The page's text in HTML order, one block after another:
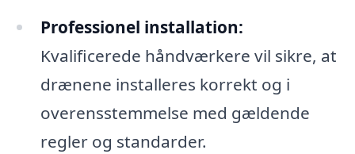
Professionel installation:
Kvalificerede håndværkere vil sikre, at
drænene installeres korrekt og i
overensstemmelse med gældende
regler og standarder.